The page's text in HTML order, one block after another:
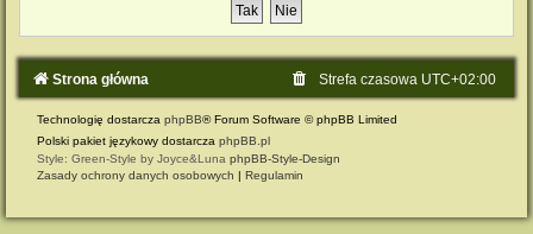
Strona główna Strefa czasowa UTC+02:00
Technologię dostarcza phpBB® Forum Software © phpBB Limited
Polski pakiet językowy dostarcza phpBB.pl
Style: Green-Style by Joyce&Luna phpBB-Style-Design
Zasady ochrony danych osobowych | Regulamin